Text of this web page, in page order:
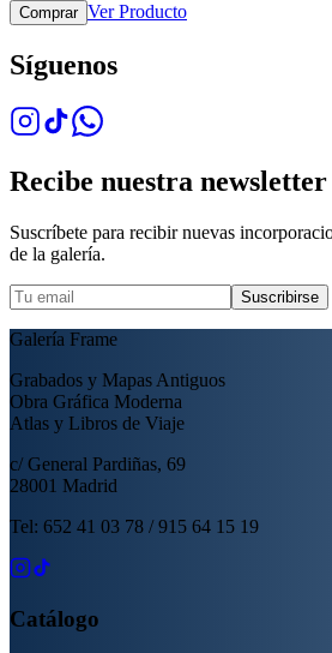
Comprar Ver Producto
Síguenos
Recibe nuestra newsletter
Suscríbete para recibir nuevas
de la galería.
Suscribirse
Galería Frame
Grabados y Mapas Antiguos
Obra Gráfica Moderna
Atlas y Libros de Viaje
c/ General Pardiñas, 69
28001 Madrid
Tel: 652 41 03 78 / 915 64 15 19
Catálogo